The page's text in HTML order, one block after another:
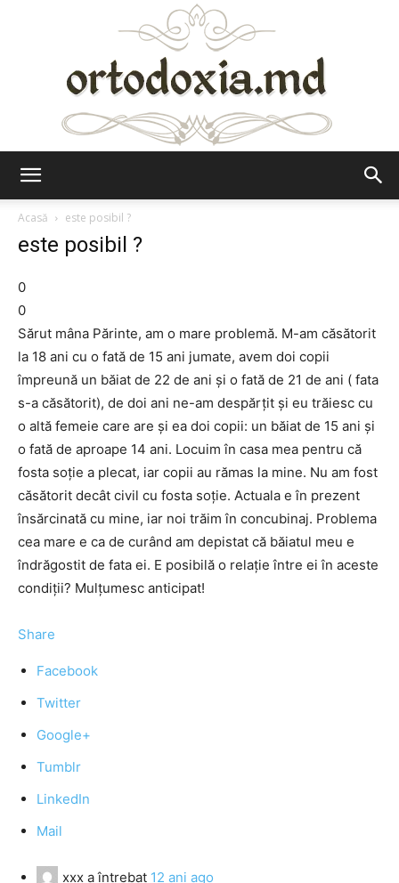
Acasă
este posibil ?
este posibil ?
0
0
Sărut mâna Părinte, am o mare problemă. M-am căsătorit
la 18 ani cu o fată de 15 ani jumate, avem doi copii
împreună un băiat de 22 de ani și o fată de 21 de ani ( fata
s-a căsătorit), de doi ani ne-am despărțit și eu trăiesc cu
o altă femeie care are și ea doi copii: un băiat de 15 ani și
o fată de aproape 14 ani. Locuim în casa mea pentru că
fosta soție a plecat, iar copii au rămas la mine. Nu am fost
căsătorit decât civil cu fosta soție. Actuala e în prezent
însărcinată cu mine, iar noi trăim în concubinaj. Problema
cea mare e ca de curând am depistat că băiatul meu e
îndrăgostit de fata ei. E posibilă o relație între ei în aceste
condiții? Mulțumesc anticipat!
Share
Facebook
Twitter
Google+
Tumblr
LinkedIn
Mail
xxx a întrebat 12 ani ago